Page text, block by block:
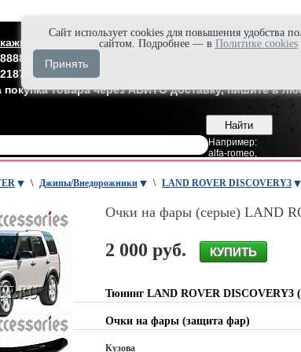
быстро в Max'е
Владивосток
Москва
товара через АВИТО доставку, пишите в
Например:
alfa-romeo,
\ Джипы/Внедорожники \ LAND ROVER DISCOVERY3
Очки на фары (серые) LAND
2 000 руб.
Тюнинг LAND ROVER DISCOVERY3
Очки на фары (защита фар)
Кузова
Cайт использует cookies для повышения удобства
сайтом. Подробнее — в Политике cookies
Принять